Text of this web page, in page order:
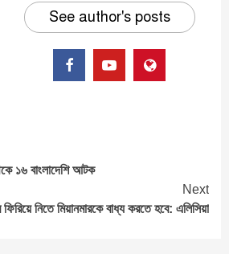
See author's posts
১৬ বাংলাদেশি আটক
Next
ফিরিয়ে নিতে মিয়ানমারকে বাধ্য করতে হবে: এলিসিয়া